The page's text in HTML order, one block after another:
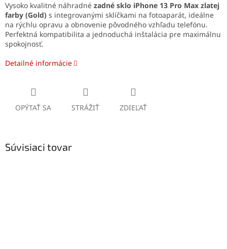
Vysoko kvalitné náhradné zadné sklo iPhone 13 Pro Max zlatej
farby (Gold) s integrovanými sklíčkami na fotoaparát, ideálne
na rýchlu opravu a obnovenie pôvodného vzhľadu telefónu.
Perfektná kompatibilita a jednoduchá inštalácia pre maximálnu
spokojnosť.
Detailné informácie
OPÝTAŤ SA STRÁŽIŤ ZDIEĽAŤ
Súvisiaci tovar